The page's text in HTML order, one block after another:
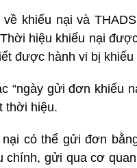
khiếu nại và
hiệu khiếu nại
được hành vi bị khiếu
“ngày gửi đơn khiếu
thời hiệu.
có thể gửi đơn
gửi qua cơ